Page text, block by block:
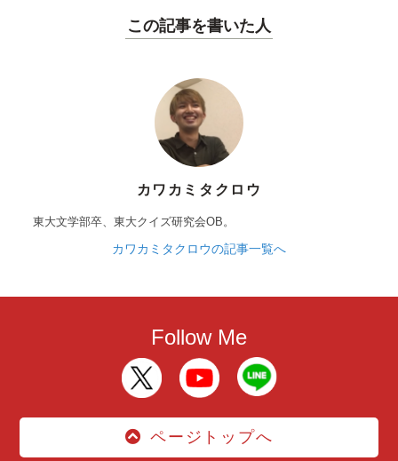
この記事を書いた人
カワカミタクロウ
東大文学部卒、東大クイズ研究会OB。
カワカミタクロウの記事一覧へ
Follow Me
ページトップへ